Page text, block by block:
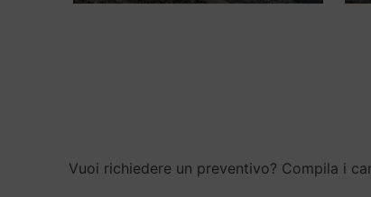
Vuoi richiedere un preventivo? Compila i